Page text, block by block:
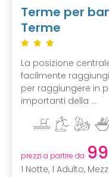
Terme per
Terme
La posizione
facilmente
per raggiungere in
importanti della ...
prezzi a partire da
1 Notte, 1 Adulto,